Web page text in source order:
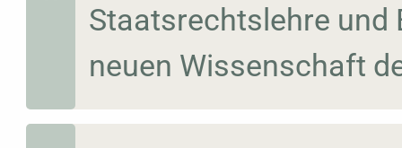
Staatsrechtslehre und
neuen Wissenschaft